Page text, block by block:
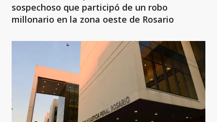
sospechoso que participó de un robo
millonario en la zona oeste de Rosario